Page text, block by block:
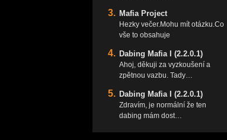
Mafia Project
Hezky večer.Mohu mít otázku.Co
vše to obsahuje
Dabing Mafia I (2.2.0.1)
Ahoj, děkuji za vyzkoušení a
zpětnou vazbu. Tady…
Dabing Mafia I (2.2.0.1)
Zdravím, je normální že ten
dabing mám dost…